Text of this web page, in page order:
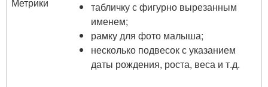
табличку с фигурно вырезанным
именем;
рамку для фото малыша;
несколько подвесок с указанием
даты рождения, роста, веса и т.д.